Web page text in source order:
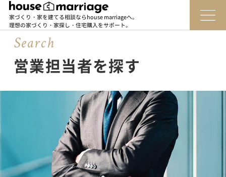
家づくり・家を建てる相談ならhouse marriageへ。
理想の家づくり・家探し・住宅購入をサポート。
Search
営業担当者を探す